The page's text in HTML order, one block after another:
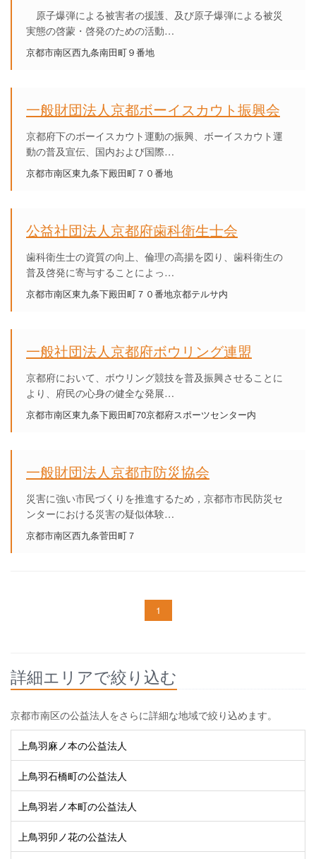
原子爆弾による被害者の援護、及び原子爆弾による被災
実態の啓蒙・啓発のための活動…
京都市南区西九条南田町９番地
一般財団法人京都ボーイスカウト振興会
京都府下のボーイスカウト運動の振興、ボーイスカウト運
動の普及宣伝、国内および国際…
京都市南区東九条下殿田町７０番地
公益社団法人京都府歯科衛生士会
歯科衛生士の資質の向上、倫理の高揚を図り、歯科衛生の
普及啓発に寄与することによっ…
京都市南区東九条下殿田町７０番地京都テルサ内
一般社団法人京都府ボウリング連盟
京都府において、ボウリング競技を普及振興させることに
より、府民の心身の健全な発展…
京都市南区東九条下殿田町70京都府スポーツセンター内
一般財団法人京都市防災協会
災害に強い市民づくりを推進するため，京都市市民防災セ
ンターにおける災害の疑似体験…
京都市南区西九条菅田町７
1
詳細エリアで絞り込む
京都市南区の公益法人をさらに詳細な地域で絞り込めます。
上鳥羽麻ノ本の公益法人
上鳥羽石橋町の公益法人
上鳥羽岩ノ本町の公益法人
上鳥羽卯ノ花の公益法人